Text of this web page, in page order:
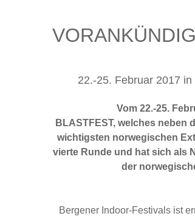
22.-25. Februar 2017
Vom 22.-25.
BLASTFEST, welches neben
wichtigsten norwegischen
vierte Runde und hat sich als
der
Bergener Indoor-Festivals ist